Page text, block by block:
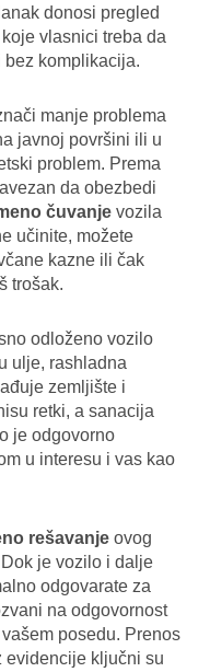
donosi pregled
vlasnici treba da
bez komplikacija.
manje problema
javnoj površini ili u
problem. Prema
da obezbedi
čuvanje vozila
učinite, možete
kazne ili čak
trošak.
odloženo vozilo
ulje, rashladna
zemljište i
retki, a sanacija
je odgovorno
u interesu i vas kao
rešavanje ovog
je vozilo i dalje
odgovarate za
na odgovornost
posedu. Prenos
evidencije ključni su